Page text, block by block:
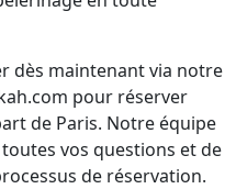
dès maintenant via notre
pour réserver
de Paris. Notre équipe
vos questions et de
de réservation.